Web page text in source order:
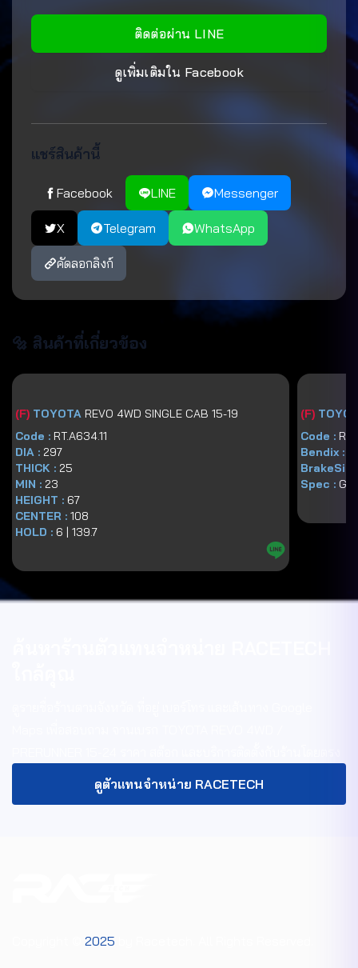
ติดต่อผ่าน LINE
ดูเพิ่มเติมใน Facebook
แชร์สินค้านี้
Facebook LINE Messenger
X Telegram WhatsApp
คัดลอกลิงก์
🔩 สินค้าที่เกี่ยวข้อง
(F) TOYOTA REVO 4WD SINGLE CAB 15-19
Code : RT.A634.11
DIA : 297
THICK : 25
MIN : 23
HEIGHT : 67
CENTER : 108
HOLD : 6 | 139.7
(F)
Code :
Bendix :
Spec : GG
ดูตัวแทนจำหน่าย RACETECH
2025